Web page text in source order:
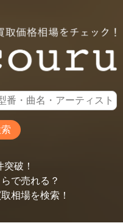
破！
で売れる？
相場を検索！